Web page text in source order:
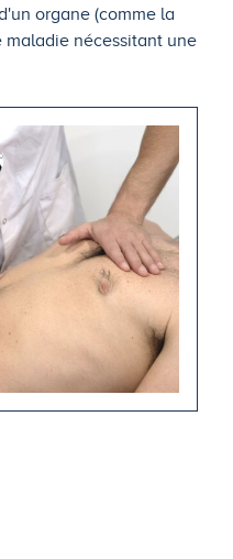
organe (comme la
nécessitant une